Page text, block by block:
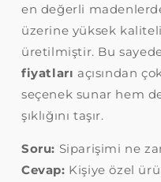
en değerli
üzerine yüksek
üretilmiştir. Bu
fiyatları açısından
seçenek sunar hem
şıklığını taşır.
Soru: Siparişimi ne
Cevap: Kişiye özel